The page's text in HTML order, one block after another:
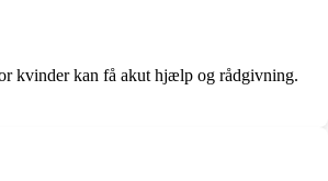
kvinder kan få akut hjælp og rådgivning.